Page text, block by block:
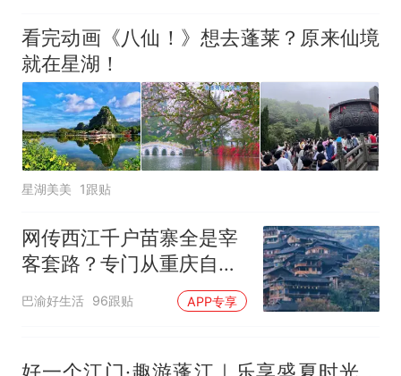
看完动画《八仙！》想去蓬莱？原来仙境
就在星湖！
星湖美美 1跟贴
网传西江千户苗寨全是宰
客套路？专门从重庆自驾
去了一趟，说点大实话
巴渝好生活 96跟贴 APP专享
好一个江门·趣游蓬江｜乐享盛夏时光，